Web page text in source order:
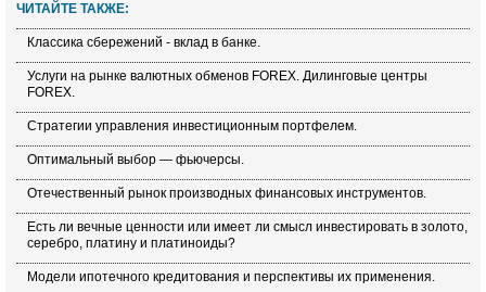
ЧИТАЙТЕ ТАКЖЕ:
Классика сбережений - вклад в банке.
Услуги на рынке валютных обменов FOREX. Дилинговые центры
FOREX.
Стратегии управления инвестиционным портфелем.
Оптимальный выбор — фьючерсы.
Отечественный рынок производных финансовых инструментов.
Есть ли вечные ценности или имеет ли смысл инвестировать в золото,
серебро, платину и платиноиды?
Модели ипотечного кредитования и перспективы их применения.